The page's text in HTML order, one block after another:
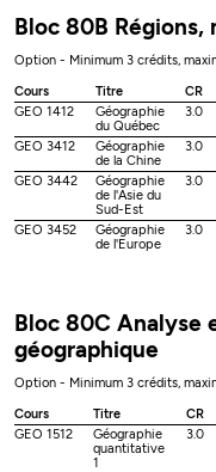
Bloc 80B Régions,
Option - Minimum 3 crédits,
Cours
Titre
CR
GEO 1412
Géographie
du Québec
3.0
GEO 3412
Géographie
de la Chine
3.0
GEO 3442
Géographie
de l'Asie du
Sud-Est
3.0
GEO 3452
Géographie
de l'Europe
3.0
Bloc 80C Analyse
géographique
Option - Minimum 3 crédits,
Cours
Titre
CR
GEO 1512
Géographie
quantitative
1
3.0